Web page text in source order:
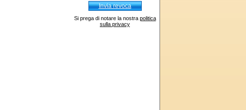
Invia revoca
Si prega di notare la nostra politica
sulla privacy